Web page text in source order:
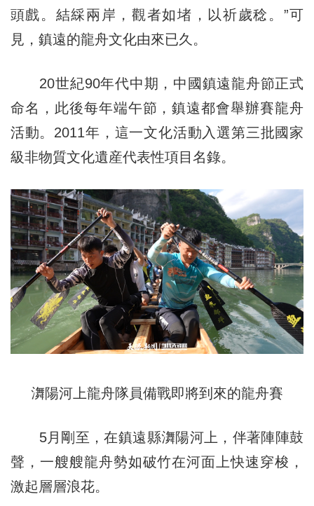
頭戲。結綵兩岸，觀者如堵，以祈歲稔。”可
見，鎮遠的龍舟文化由來已久。
20世紀90年代中期，中國鎮遠龍舟節正式
命名，此後每年端午節，鎮遠都會舉辦賽龍舟
活動。2011年，這一文化活動入選第三批國家
級非物質文化遺産代表性項目名錄。
㵲陽河上龍舟隊員備戰即將到來的龍舟賽
5月剛至，在鎮遠縣㵲陽河上，伴著陣陣鼓
聲，一艘艘龍舟勢如破竹在河面上快速穿梭，
激起層層浪花。